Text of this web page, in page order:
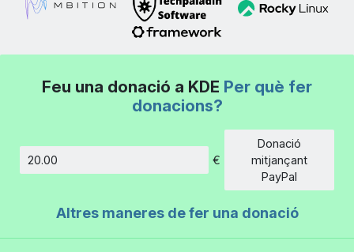
Feu una donació a KDE Per què fer
donacions?
€
Donació
mitjançant
PayPal
Altres maneres de fer una donació